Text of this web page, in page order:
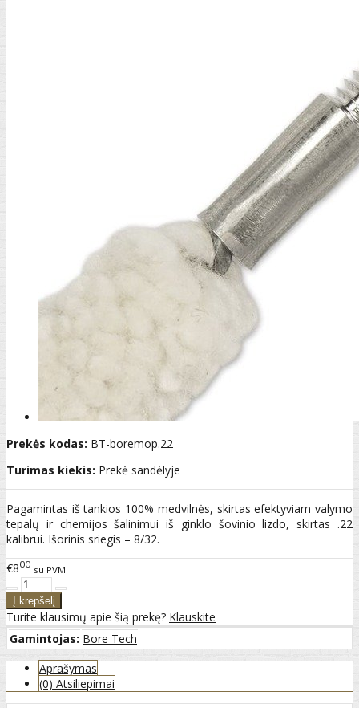
Prekės kodas: BT-boremop.22
Turimas kiekis: Prekė sandėlyje
Pagamintas iš tankios 100% medvilnės, skirtas efektyviam valymo
tepalų ir chemijos šalinimui iš ginklo šovinio lizdo, skirtas .22
kalibrui. Išorinis sriegis – 8/32.
€800 su PVM
Turite klausimų apie šią prekę? Klauskite
Gamintojas: Bore Tech
Aprašymas
(0) Atsiliepimai